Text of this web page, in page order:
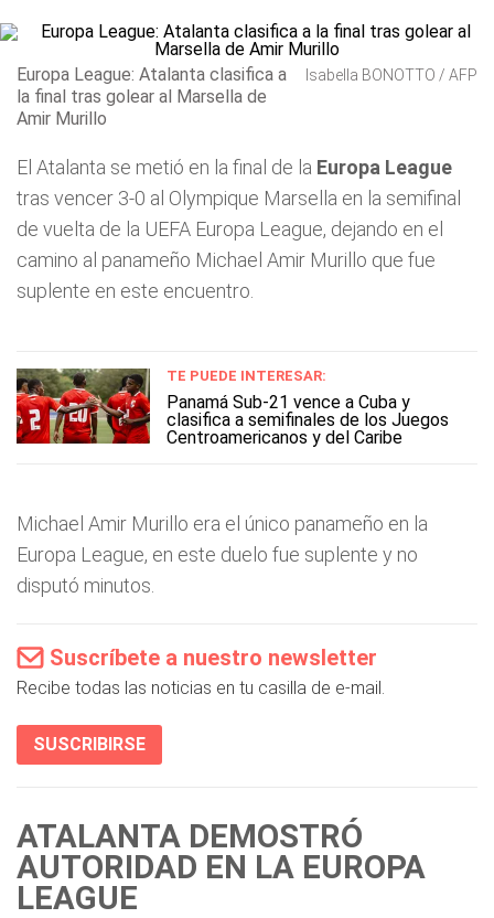
Europa League: Atalanta clasifica a
la final tras golear al Marsella de
Amir Murillo
Isabella BONOTTO / AFP
El Atalanta se metió en la final de la Europa League
tras vencer 3-0 al Olympique Marsella en la semifinal
de vuelta de la UEFA Europa League, dejando en el
camino al panameño Michael Amir Murillo que fue
suplente en este encuentro.
TE PUEDE INTERESAR:
Panamá Sub-21 vence a Cuba y
clasifica a semifinales de los Juegos
Centroamericanos y del Caribe
Michael Amir Murillo era el único panameño en la
Europa League, en este duelo fue suplente y no
disputó minutos.
Suscríbete a nuestro newsletter
Recibe todas las noticias en tu casilla de e-mail.
SUSCRIBIRSE
ATALANTA DEMOSTRÓ
AUTORIDAD EN LA EUROPA
LEAGUE